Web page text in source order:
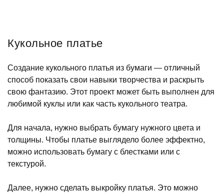
Кукольное платье
Создание кукольного платья из бумаги — отличный
способ показать свои навыки творчества и раскрыть
свою фантазию. Этот проект может быть выполнен для
любимой куклы или как часть кукольного театра.
Для начала, нужно выбрать бумагу нужного цвета и
толщины. Чтобы платье выглядело более эффектно,
можно использовать бумагу с блестками или с
текстурой.
Далее, нужно сделать выкройку платья. Это можно